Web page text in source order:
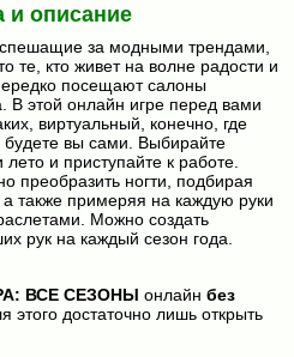
и описание
за модными трендами,
те, кто живет на волне радости и
посещают салоны
В этой онлайн игре перед вами
виртуальный, конечно, где
вы сами. Выбирайте
и приступайте к работе.
преобразить ногти, подбирая
а также примеряя на каждую руки
Можно создать
рук на каждый сезон года.
ВСЕ СЕЗОНЫ онлайн без
этого достаточно лишь открыть